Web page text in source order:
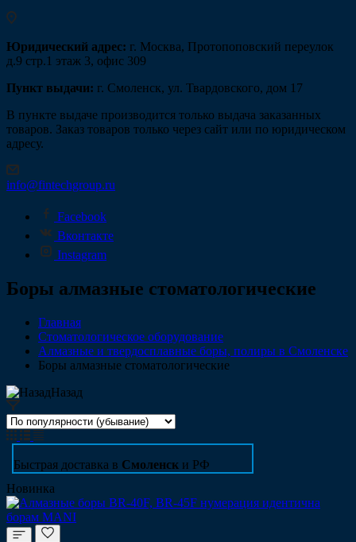
Юридический адрес: г. Москва, Протопоповский переулок
д.9 стр.1 этаж 3, офис 309
Пункт выдачи: г. Смоленск, ул. Твардовского, дом 17
В пункте выдаче производится только выдача заказанных
товаров. Заказ товаров только через сайт или по юридическом
адресу.
info@fintechgroup.ru
Facebook
Вконтакте
Instagram
Боры алмазные стоматологические
Главная
Стоматологическое оборудование
Алмазные и твердосплавные боры, полиры в Смоленске
Боры алмазные стоматологические
Назад
Быстрая доставка в Смоленск и РФ
Новинка